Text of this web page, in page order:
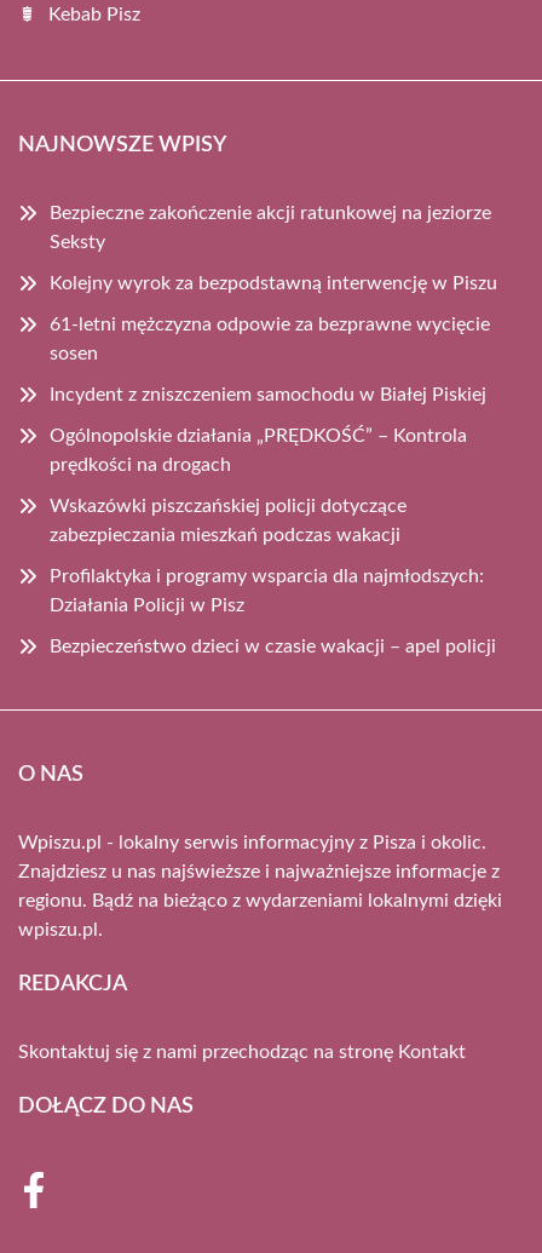
Kebab Pisz
NAJNOWSZE WPISY
Bezpieczne zakończenie akcji ratunkowej na jeziorze
Seksty
Kolejny wyrok za bezpodstawną interwencję w Piszu
61-letni mężczyzna odpowie za bezprawne wycięcie
sosen
Incydent z zniszczeniem samochodu w Białej Piskiej
Ogólnopolskie działania „PRĘDKOŚĆ” – Kontrola
prędkości na drogach
Wskazówki piszczańskiej policji dotyczące
zabezpieczania mieszkań podczas wakacji
Profilaktyka i programy wsparcia dla najmłodszych:
Działania Policji w Pisz
Bezpieczeństwo dzieci w czasie wakacji – apel policji
O NAS
Wpiszu.pl - lokalny serwis informacyjny z Pisza i okolic.
Znajdziesz u nas najświeższe i najważniejsze informacje z
regionu. Bądź na bieżąco z wydarzeniami lokalnymi dzięki
wpiszu.pl.
REDAKCJA
Skontaktuj się z nami przechodząc na stronę Kontakt
DOŁĄCZ DO NAS